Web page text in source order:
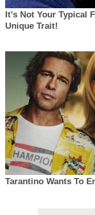
It's Not Your Typical
Unique Trait!
Tarantino Wants To